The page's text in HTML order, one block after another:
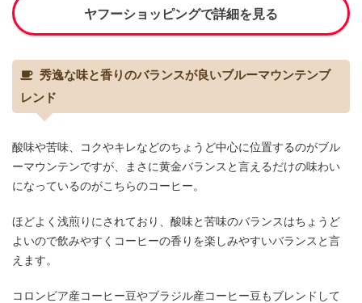
ヤフーショッピングで詳細を見る
秀逸な味と香りのバランスが良いブルーマウンテンブ
レンド
酸味や苦味、コクやキレなどのちょうど中心に位置するのがブル
ーマウンテンですが、まさに黄金バランスと言えるだけの味わい
になっているのがこちらのコーヒー。
ほどよく浅煎りにされており、酸味と苦味のバランスはちょうど
よいので飲みやすくコーヒーの香りを楽しみやすいバランスと言
えます。
コロンビア産コーヒー豆やブラジル産コーヒー豆もブレンドして